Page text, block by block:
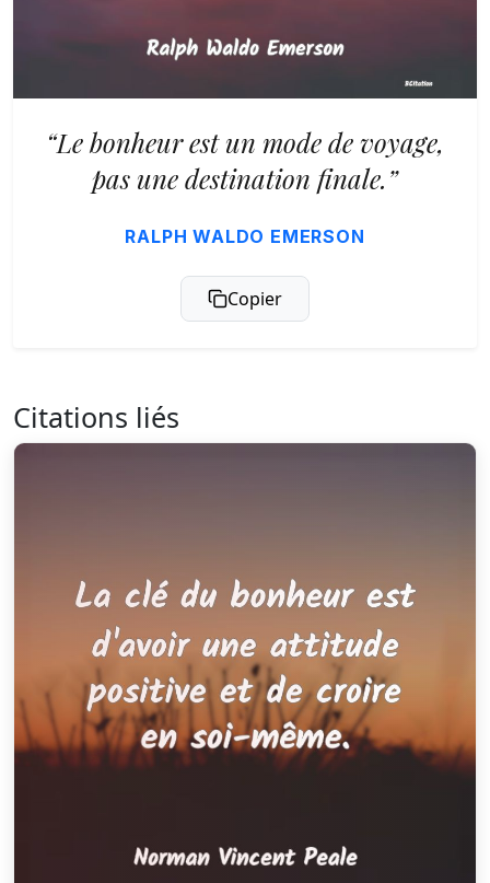
“Le bonheur est un mode de voyage,
pas une destination finale.”
RALPH WALDO EMERSON
Copier
Citations liés